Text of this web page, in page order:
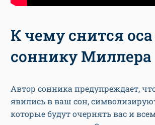
К чему снится
соннику Миллера
Автор сонника предупреждает,
явились в ваш сон,
которые будут очернять вас и